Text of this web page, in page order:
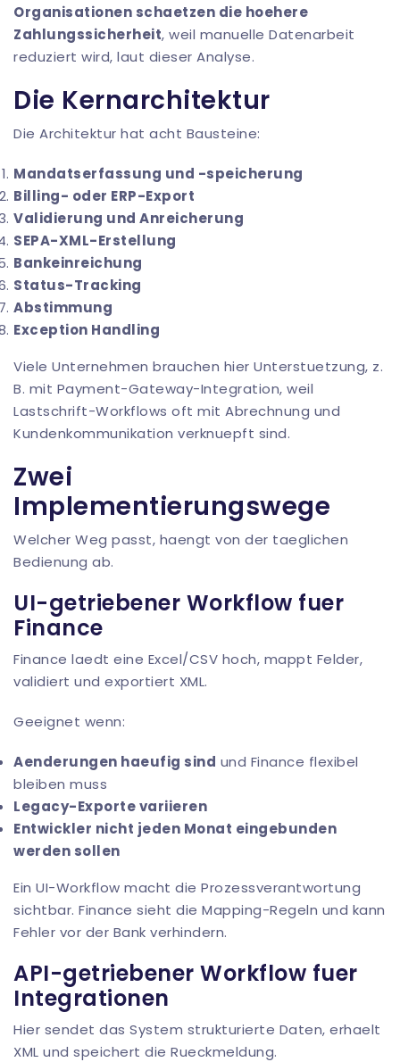
Organisationen schaetzen die hoehere
Zahlungssicherheit, weil manuelle Datenarbeit
reduziert wird, laut dieser Analyse.
Die Kernarchitektur
Die Architektur hat acht Bausteine:
Mandatserfassung und -speicherung
Billing- oder ERP-Export
Validierung und Anreicherung
SEPA-XML-Erstellung
Bankeinreichung
Status-Tracking
Abstimmung
Exception Handling
Viele Unternehmen brauchen hier Unterstuetzung, z.
B. mit Payment-Gateway-Integration, weil
Lastschrift-Workflows oft mit Abrechnung und
Kundenkommunikation verknuepft sind.
Zwei
Implementierungswege
Welcher Weg passt, haengt von der taeglichen
Bedienung ab.
UI-getriebener Workflow fuer
Finance
Finance laedt eine Excel/CSV hoch, mappt Felder,
validiert und exportiert XML.
Geeignet wenn:
Aenderungen haeufig sind und Finance flexibel
bleiben muss
Legacy-Exporte variieren
Entwickler nicht jeden Monat eingebunden
werden sollen
Ein UI-Workflow macht die Prozessverantwortung
sichtbar. Finance sieht die Mapping-Regeln und kann
Fehler vor der Bank verhindern.
API-getriebener Workflow fuer
Integrationen
Hier sendet das System strukturierte Daten, erhaelt
XML und speichert die Rueckmeldung.